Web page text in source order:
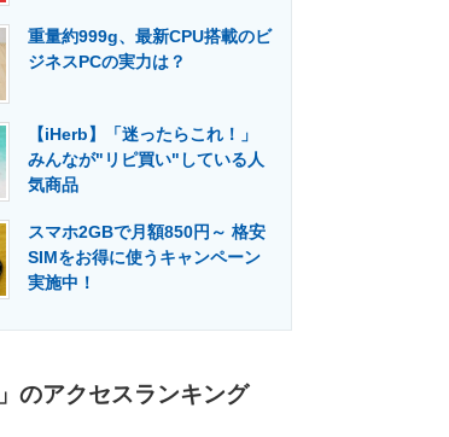
建設×テクノロジーの最前線
重量約999g、最新CPU搭載のビ
ジネスPCの実力は？
【iHerb】「迷ったらこれ！」
みんなが"リピ買い"している人
気商品
スマホ2GBで月額850円～ 格安
SIMをお得に使うキャンペーン
実施中！
のアクセスランキング